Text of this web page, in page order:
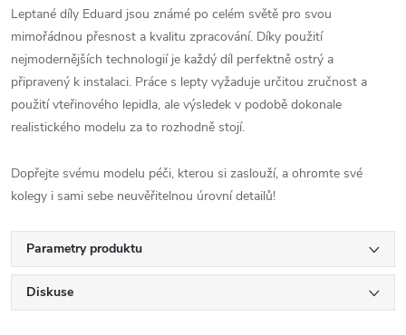
Leptané díly Eduard jsou známé po celém světě pro svou
mimořádnou přesnost a kvalitu zpracování. Díky použití
nejmodernějších technologií je každý díl perfektně ostrý a
připravený k instalaci. Práce s lepty vyžaduje určitou zručnost a
použití vteřinového lepidla, ale výsledek v podobě dokonale
realistického modelu za to rozhodně stojí.
Dopřejte svému modelu péči, kterou si zaslouží, a ohromte své
kolegy i sami sebe neuvěřitelnou úrovní detailů!
Parametry produktu
Diskuse